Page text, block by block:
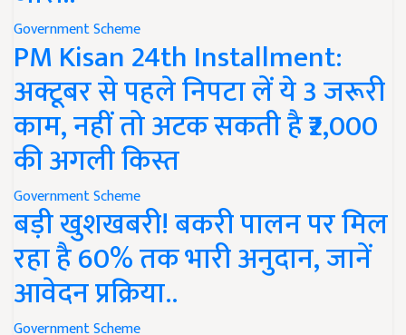
Government Scheme
PM Kisan 24th Installment:
अक्टूबर से पहले निपटा लें ये 3 जरूरी
काम, नहीं तो अटक सकती है ₹2,000
की अगली किस्त
Government Scheme
बड़ी खुशखबरी! बकरी पालन पर मिल
रहा है 60% तक भारी अनुदान, जानें
आवेदन प्रक्रिया..
Government Scheme